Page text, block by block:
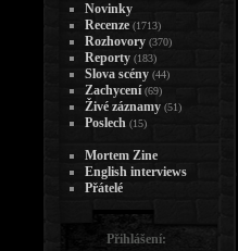
Novinky
Recenze (1713)
Rozhovory (370)
Reporty (183)
Slova scény (44)
Zachycení (69)
Živé záznamy (51)
Poslech (15)
Mortem Zine
English interviews
Přátelé
Přihlášení: